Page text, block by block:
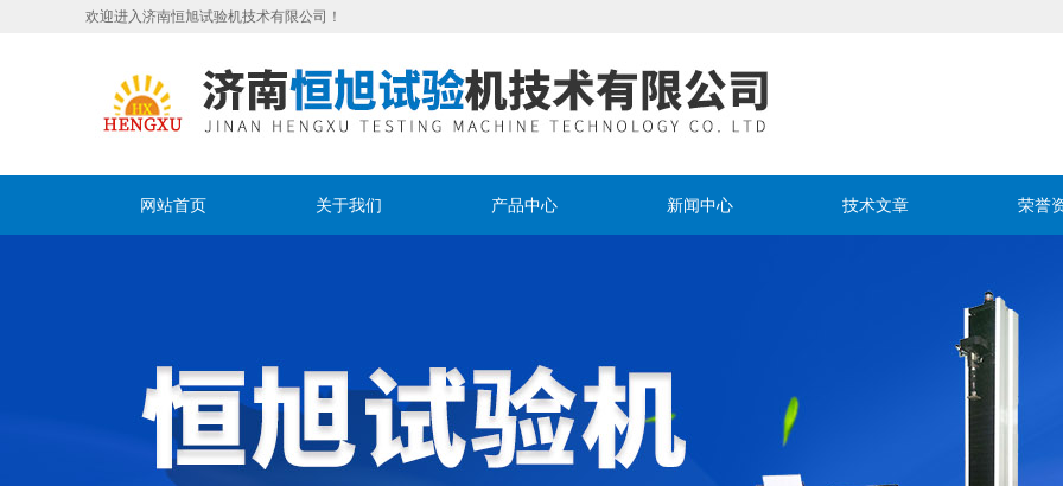
欢迎进入济南恒旭试验机技术有限公司！
网站首页 关于我们 产品中心 新闻中心 技术文章 荣誉